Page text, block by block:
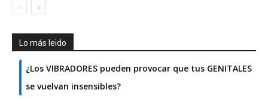
Lo más leido
¿Los VIBRADORES pueden provocar que tus GENITALES
se vuelvan insensibles?